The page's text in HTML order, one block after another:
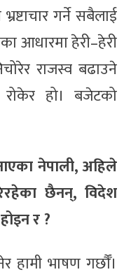
गर्ने सबैलाई
आधारमा हेरी–हेरी
राजस्व बढाउने
हो। बजेटको
नेपाली, अहिले
छैनन्, विदेश
र ?
हामी भाषण गर्छाैँ।